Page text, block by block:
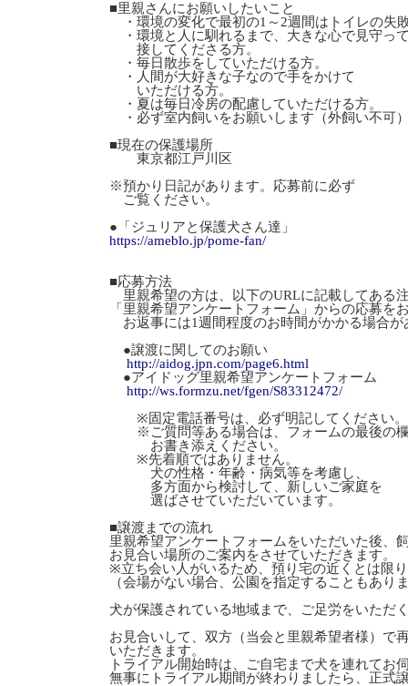
■里親さんにお願いしたいこと
・環境の変化で最初の1～2週間はトイレの失
・環境と人に馴れるまで、大きな心で見守っ
接してくださる方。
・毎日散歩をしていただける方。
・人間が大好きな子なので手をかけて
いただける方。
・夏は毎日冷房の配慮していただける方。
・必ず室内飼いをお願いします（外飼い不可
■現在の保護場所
東京都江戸川区
※預かり日記があります。応募前に必ず
ご覧ください。
●「ジュリアと保護犬さん達」
https://ameblo.jp/pome-fan/
■応募方法
里親希望の方は、以下のURLに記載してある
「里親希望アンケートフォーム」からの応募を
お返事には1週間程度のお時間がかかる場合
●譲渡に関してのお願い
http://aidog.jpn.com/page6.html
●アイドッグ里親希望アンケートフォーム
http://ws.formzu.net/fgen/S83312472/
※固定電話番号は、必ず明記してください。
※ご質問等ある場合は、フォームの最後の
お書き添えください。
※先着順ではありません。
犬の性格・年齢・病気等を考慮し、
多方面から検討して、新しいご家庭を
選ばさせていただいています。
■譲渡までの流れ
里親希望アンケートフォームをいただいた後、
お見合い場所のご案内をさせていただきます。
※立ち会い人がいるため、預り宅の近くとは限
（会場がない場合、公園を指定することもあり
犬が保護されている地域まで、ご足労をいただ
お見合いして、双方（当会と里親希望者様）で
いただきます。
トライアル開始時は、ご自宅まで犬を連れてお
無事にトライアル期間が終わりましたら、正式